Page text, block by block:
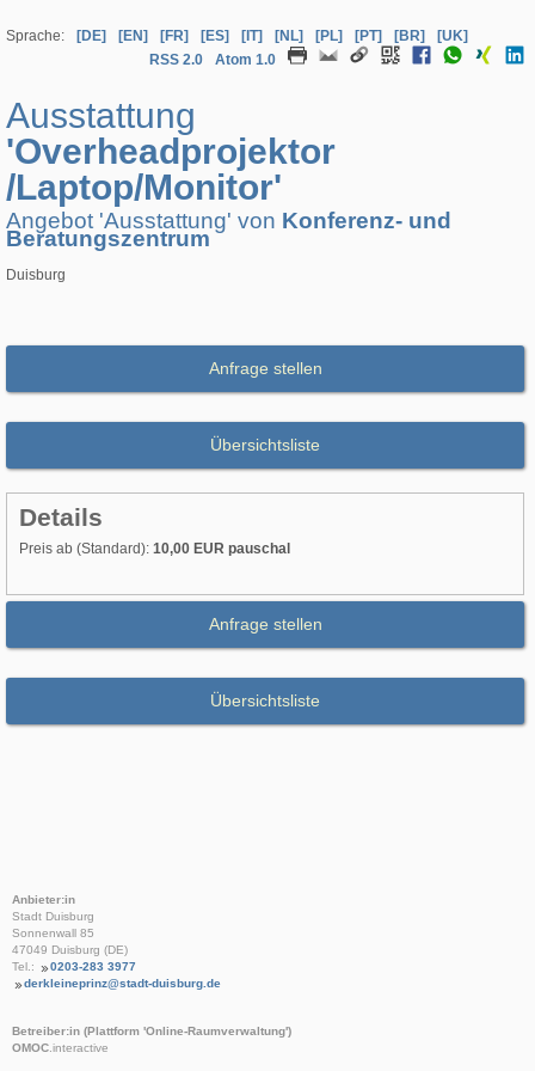
Sprache: [DE] [EN] [FR] [ES] [IT] [NL] [PL] [PT] [BR]
[UK]
RSS 2.0
Atom 1.0
Ausstattung
'Overheadprojektor
/Laptop/Monitor'
Angebot 'Ausstattung' von Konferenz- und
Beratungszentrum
Duisburg
Anfrage stellen
Übersichtsliste
Details
Preis ab (Standard): 10,00 EUR pauschal
Anfrage stellen
Übersichtsliste
Anbieter:in
Stadt Duisburg
Sonnenwall 85
47049 Duisburg (DE)
Tel.:
0203-283 3977
derkleineprinz@stadt-duisburg.de
Betreiber:in (Plattform 'Online-Raumverwaltung')
OMOC.interactive